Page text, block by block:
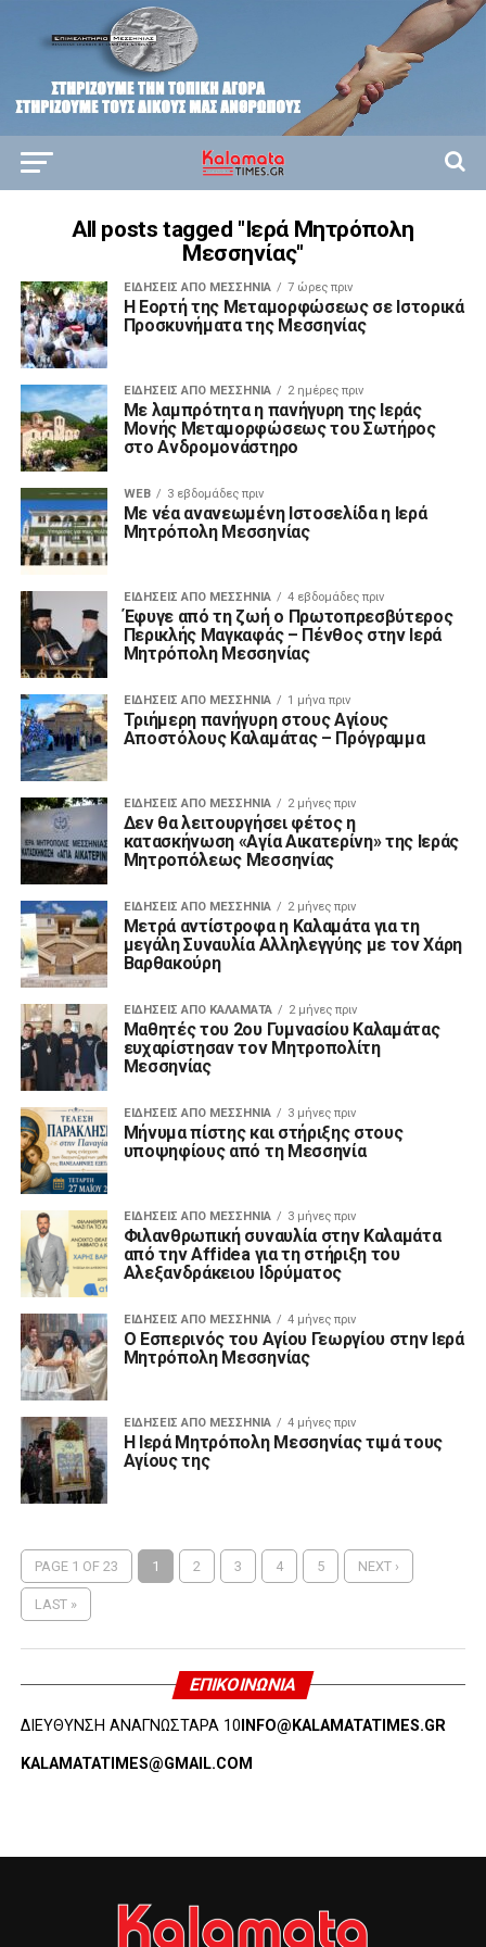
All posts tagged "Ιερά Μητρόπολη
Μεσσηνίας"
ΕΙΔΉΣΕΙΣ ΑΠΟ ΜΕΣΣΗΝΊΑ 7 ώρες πριν
Η Εορτή της Μεταμορφώσεως σε Ιστορικά
Προσκυνήματα της Μεσσηνίας
ΕΙΔΉΣΕΙΣ ΑΠΟ ΜΕΣΣΗΝΊΑ 2 ημέρες πριν
Με λαμπρότητα η πανήγυρη της Ιεράς
Μονής Μεταμορφώσεως του Σωτήρος
στο Ανδρομονάστηρο
WEB 3 εβδομάδες πριν
Με νέα ανανεωμένη Ιστοσελίδα η Ιερά
Μητρόπολη Μεσσηνίας
ΕΙΔΉΣΕΙΣ ΑΠΟ ΜΕΣΣΗΝΊΑ 4 εβδομάδες πριν
Έφυγε από τη ζωή ο Πρωτοπρεσβύτερος
Περικλής Μαγκαφάς – Πένθος στην Ιερά
Μητρόπολη Μεσσηνίας
ΕΙΔΉΣΕΙΣ ΑΠΟ ΜΕΣΣΗΝΊΑ 1 μήνα πριν
Τριήμερη πανήγυρη στους Αγίους
Αποστόλους Καλαμάτας – Πρόγραμμα
ΕΙΔΉΣΕΙΣ ΑΠΟ ΜΕΣΣΗΝΊΑ 2 μήνες πριν
Δεν θα λειτουργήσει φέτος η
κατασκήνωση «Αγία Αικατερίνη» της Ιεράς
Μητροπόλεως Μεσσηνίας
ΕΙΔΉΣΕΙΣ ΑΠΟ ΜΕΣΣΗΝΊΑ 2 μήνες πριν
Μετρά αντίστροφα η Καλαμάτα για τη
μεγάλη Συναυλία Αλληλεγγύης με τον Χάρη
Βαρθακούρη
ΕΙΔΗΣΕΙΣ ΑΠΟ ΚΑΛΑΜΑΤΑ 2 μήνες πριν
Μαθητές του 2ου Γυμνασίου Καλαμάτας
ευχαρίστησαν τον Μητροπολίτη
Μεσσηνίας
ΕΙΔΉΣΕΙΣ ΑΠΟ ΜΕΣΣΗΝΊΑ 3 μήνες πριν
Μήνυμα πίστης και στήριξης στους
υποψηφίους από τη Μεσσηνία
ΕΙΔΉΣΕΙΣ ΑΠΟ ΜΕΣΣΗΝΊΑ 3 μήνες πριν
Φιλανθρωπική συναυλία στην Καλαμάτα
από την Affidea για τη στήριξη του
Αλεξανδράκειου Ιδρύματος
ΕΙΔΉΣΕΙΣ ΑΠΟ ΜΕΣΣΗΝΊΑ 4 μήνες πριν
Ο Εσπερινός του Αγίου Γεωργίου στην Ιερά
Μητρόπολη Μεσσηνίας
ΕΙΔΉΣΕΙΣ ΑΠΟ ΜΕΣΣΗΝΊΑ 4 μήνες πριν
Η Ιερά Μητρόπολη Μεσσηνίας τιμά τους
Αγίους της
PAGE 1 OF 23 1 2 3 4 5 NEXT ›
LAST »
ΕΠΙΚΟΙΝΩΝΊΑ
ΔΙΕΥΘΥΝΣΗ ΑΝΑΓΝΩΣΤΑΡΑ 10 INFO@KALAMATATIMES.GR
KALAMATATIMES@GMAIL.COM